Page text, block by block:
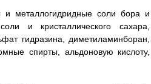
и металлогидридные соли бора и
и кристаллического сахара,
гидразина, диметиламинборан,
спирты, альдоновую кислоту,